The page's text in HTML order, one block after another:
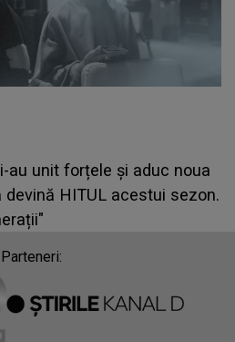
au unit forțele și aduc noua
HITUL acestui sezon.
Parteneri: